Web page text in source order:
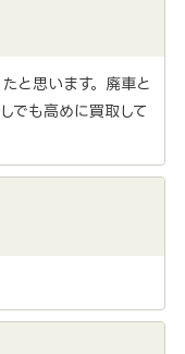
と思います。廃車と
でも高めに買取して